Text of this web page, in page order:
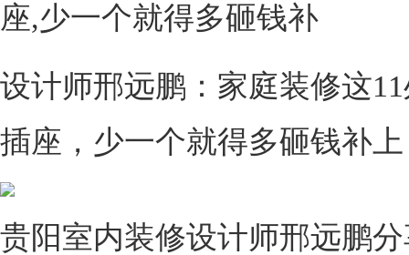
座,少一个就得多砸钱补
设计师邢远鹏：家庭装修这
插座，少一个就得多砸钱补
贵阳室内装修设计师邢远鹏